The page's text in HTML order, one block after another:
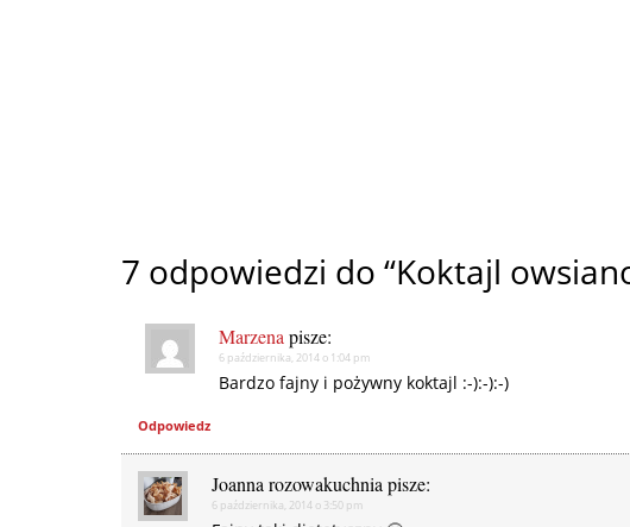
7 odpowiedzi do “Koktajl
Marzena pisze:
6 października, 2014 o 1:04 pm
Bardzo fajny i pożywny koktajl :-):-):-)
Odpowiedz
Joanna rozowakuchnia pisze:
6 października, 2014 o 3:50 pm